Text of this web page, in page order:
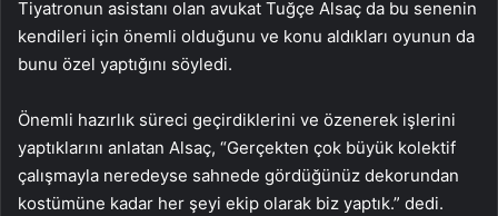
Tiyatronun asistanı olan avukat Tuğçe Alsaç da bu senenin
kendileri için önemli olduğunu ve konu aldıkları oyunun da
bunu özel yaptığını söyledi.
Önemli hazırlık süreci geçirdiklerini ve özenerek işlerini
yaptıklarını anlatan Alsaç, “Gerçekten çok büyük kolektif
çalışmayla neredeyse sahnede gördüğünüz dekorundan
kostümüne kadar her şeyi ekip olarak biz yaptık.” dedi.